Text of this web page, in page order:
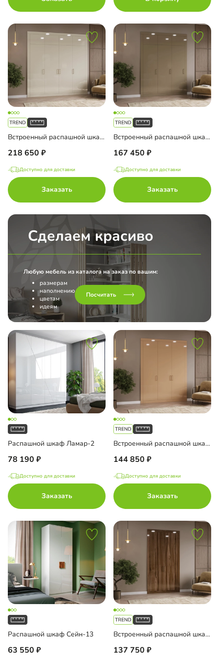
Встроенный распашной шкаф Тино-4-1
218 650
Доступно для доставки
Заказать
Встроенный распашной шкаф Тино-3-1
167 450
Доступно для доставки
Заказать
Сделаем красиво
Любую мебель из каталога на заказ по вашим:
размерам
наполнению
цветам
идеям
Посчитать
Распашной шкаф Ламар-2
78 190
Доступно для доставки
Заказать
Встроенный распашной шкаф Тино-3-4
144 850
Доступно для доставки
Заказать
Распашной шкаф Сейн-13
63 550
Встроенный распашной шкаф Тино-2-2
137 750